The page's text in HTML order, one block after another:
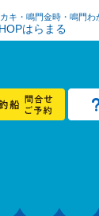
キ・鳴門金時・鳴門わ
はらまる